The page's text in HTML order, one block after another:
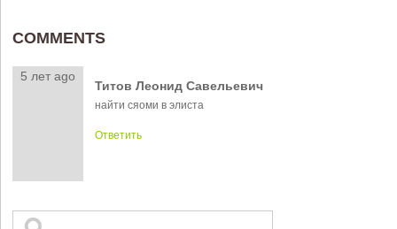
COMMENTS
5 лет ago
Титов Леонид Савельевич
найти сяоми в элиста
Ответить